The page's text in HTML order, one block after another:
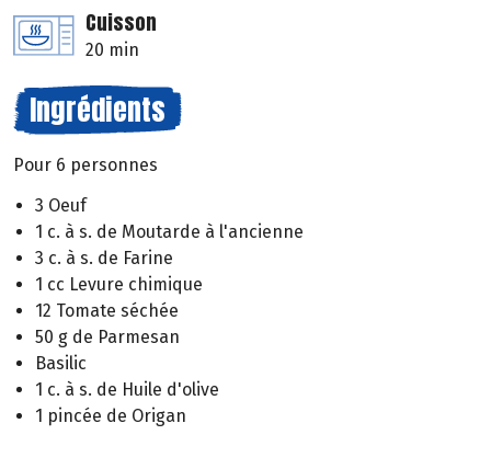
Cuisson
20 min
Ingrédients
Pour 6 personnes
3 Oeuf
1 c. à s. de Moutarde à l'ancienne
3 c. à s. de Farine
1 cc Levure chimique
12 Tomate séchée
50 g de Parmesan
Basilic
1 c. à s. de Huile d'olive
1 pincée de Origan